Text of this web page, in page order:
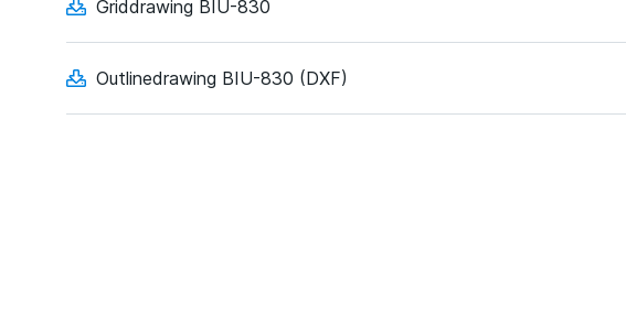
Griddrawing BIU-830
Outlinedrawing BIU-830 (DXF)